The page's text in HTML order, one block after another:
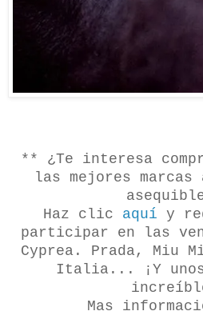
** ¿Te interesa
las mejores
Haz clic aquí y
participar en las
Cyprea. Prada, Miu
Italia... ¡Y unos
Mas